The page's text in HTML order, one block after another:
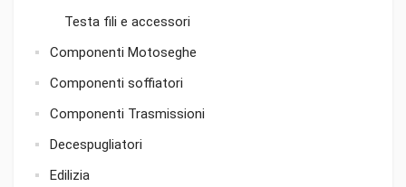
Testa fili e accessori
Componenti Motoseghe
Componenti soffiatori
Componenti Trasmissioni
Decespugliatori
Edilizia